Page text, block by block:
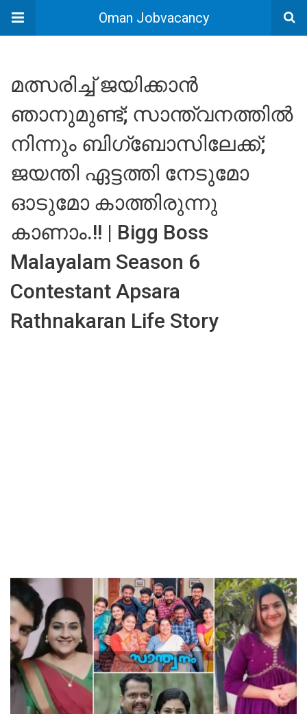
Oman Jobvacancy
മത്സരിച്ച് ജയിക്കാൻ
ഞാനുമുണ്ട്; സാന്ത്വനത്തിൽ
നിന്നും ബിഗ്ബോസിലേക്ക്;
ജയന്തി ഏട്ടത്തി നേടുമോ
ഓടുമോ കാത്തിരുന്നു
കാണാം.!! | Bigg Boss
Malayalam Season 6
Contestant Apsara
Rathnakaran Life Story